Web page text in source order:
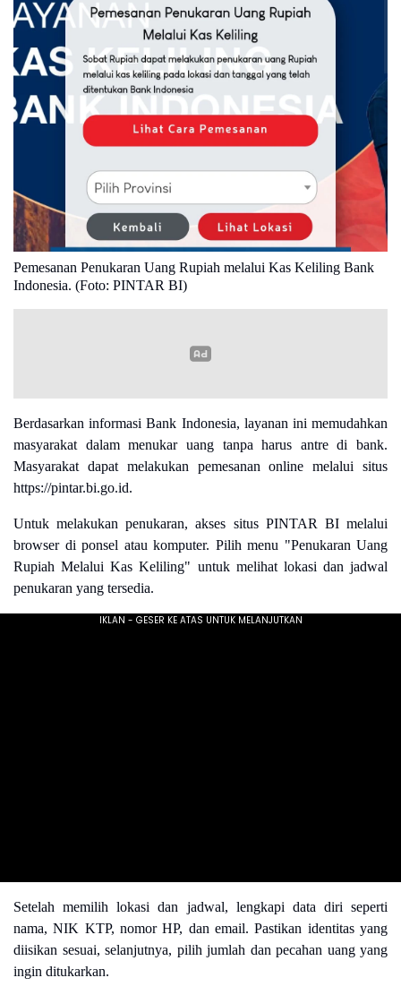
Pemesanan Penukaran Uang Rupiah melalui Kas Keliling Bank
Indonesia. (Foto: PINTAR BI)
Berdasarkan informasi Bank Indonesia, layanan ini memudahkan
masyarakat dalam menukar uang tanpa harus antre di bank.
Masyarakat dapat melakukan pemesanan online melalui situs
https://pintar.bi.go.id.
Untuk melakukan penukaran, akses situs PINTAR BI melalui
browser di ponsel atau komputer. Pilih menu "Penukaran Uang
Rupiah Melalui Kas Keliling" untuk melihat lokasi dan jadwal
penukaran yang tersedia.
Setelah memilih lokasi dan jadwal, lengkapi data diri seperti
nama, NIK KTP, nomor HP, dan email. Pastikan identitas yang
diisikan sesuai, selanjutnya, pilih jumlah dan pecahan uang yang
ingin ditukarkan.